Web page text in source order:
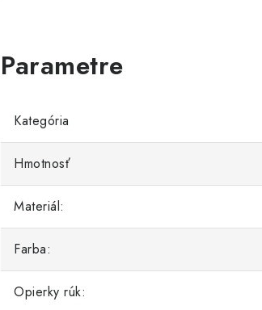
Kategória
Hmotnosť
Materiál:
Farba:
Opierky rúk: